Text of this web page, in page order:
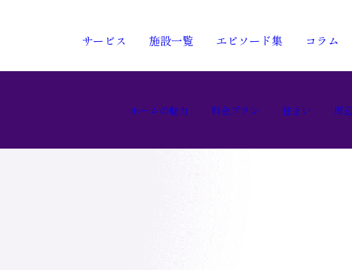
サービス 施設一覧 エピソード集 コラム
ホームの魅力
料金プラン
住まい
周